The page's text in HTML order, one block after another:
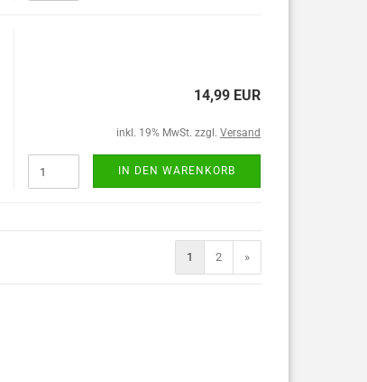
14,99 EUR
inkl. 19% MwSt. zzgl. Versand
IN DEN WARENKORB
1 2 »